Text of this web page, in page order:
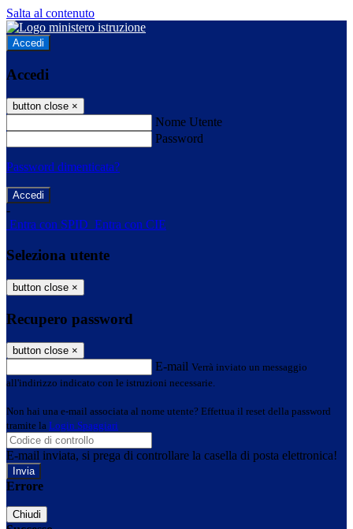
Salta al contenuto
Accedi
Accedi
button close ×
Nome Utente
Password
Password dimenticata?
-
Entra con SPID Entra con CIE
Seleziona utente
button close ×
Recupero password
button close ×
E-mail Verrà inviato un messaggio
all'indirizzo indicato con le istruzioni necessarie.
Non hai una e-mail associata al nome utente? Effettua il reset della password
tramite la Login Spaggiari
E-mail inviata, si prega di controllare la casella di posta elettronica!
Errore
Chiudi